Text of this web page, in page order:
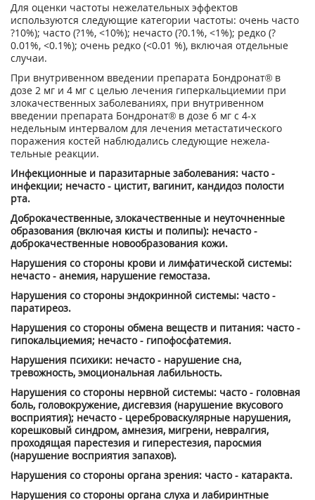
Для оценки частоты нежелательных эф­фектов
используются следующие катего­рии частоты: очень часто
?10%); часто (?1%, <10%); нечасто (?0.1%, <1%); ред­ко (?
0.01%, <0.1%); очень редко (<0.01 %), включая отдельные
случаи.
При внутривенном введении препарата Бондронат® в
дозе 2 мг и 4 мг с целью ле­чения гиперкальциемии при
злокаче­ственных заболеваниях, при внутривен­ном
введении препарата Бондронат® в до­зе 6 мг с 4-х
недельным интервалом для лечения метастатического
поражения ко­стей наблюдались следующие нежела­
тельные реакции.
Инфекционные и паразитарные заболе­вания: часто -
инфекции; нечасто - ци­стит, вагинит, кандидоз полости
рта.
Доброкачественные, злокачественные и неуточненные
образования (включая ки­сты и полипы): нечасто -
доброкаче­ственные новообразования кожи.
Нарушения со стороны крови и лимфа­тической системы:
нечасто - анемия, нарушение гемостаза.
Нарушения со стороны эндокринной си­стемы: часто -
паратиреоз.
Нарушения со стороны обмена веществ и питания: часто -
гипокальциемия; неча­сто - гипофосфатемия.
Нарушения психики: нечасто - нарушение сна,
тревожность, эмоциональная лабиль­ность.
Нарушения со стороны нервной систе­мы: часто - головная
боль, головокруже­ние, дисгевзия (нарушение вкусового
восприятия); нечасто - цереброваскуляр­ные нарушения,
корешковый синдром, амнезия, мигрени, невралгия,
проходящая парестезия и гиперестезия, паросмия
(нарушение восприятия запахов).
Нарушения со стороны органа зрения: часто - катаракта.
Нарушения со стороны органа слуха и лабиринтные